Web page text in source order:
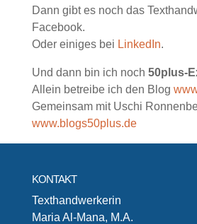
Dann gibt es noch das
Facebook.
Oder einiges bei LinkedIn.
Und dann bin ich noch 50plus-
Allein betreibe ich den Blog
Gemeinsam mit Uschi
www.blogs50plus.de
KONTAKT
Texthandwerkerin
Maria Al-Mana, M.A.